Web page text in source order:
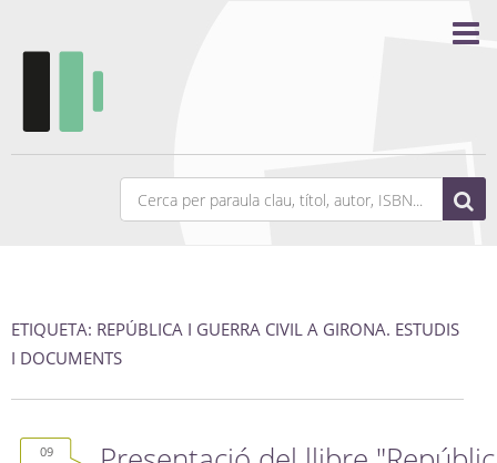
ETIQUETA: REPÚBLICA I GUERRA CIVIL A GIRONA. ESTUDIS
I DOCUMENTS
09